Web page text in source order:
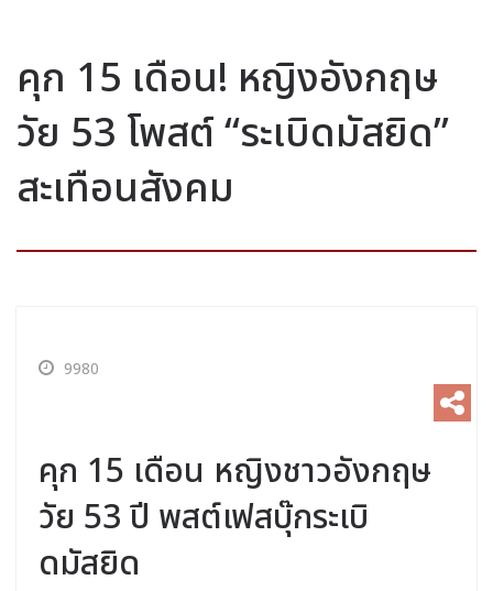
คุก 15 เดือน! หญิงอังกฤษ
วัย 53 โพสต์ “ระเบิดมัสยิด”
สะเทือนสังคม
9980
คุก 15 เดือน หญิงชาวอังกฤษ
วัย 53 ปี พสต์เฟสบุ๊กระเบิ
ดมัสยิด